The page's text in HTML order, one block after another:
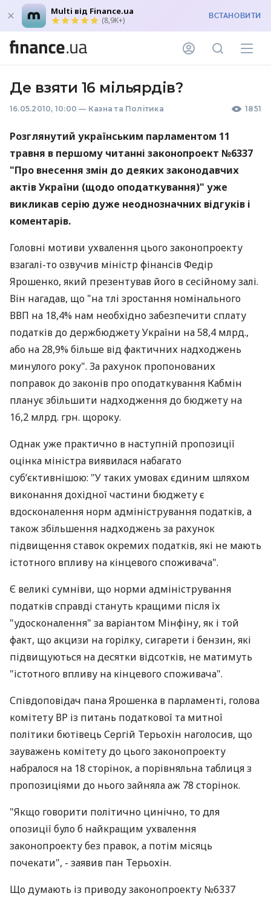
Multi від Finance.ua
(8,9K+) ВСТАНОВИТИ
Де взяти 16 мільярдів?
16.05.2010, 10:00 — Казна та Політика 1851
Розглянутий українським парламентом 11
травня в першому читанні законопроект №6337
"Про внесення змін до деяких законодавчих
актів України (щодо оподаткування)" уже
викликав серію дуже неоднозначних відгуків і
коментарів.
Головні мотиви ухвалення цього законопроекту
взагалі-то озвучив міністр фінансів Федір
Ярошенко, який презентував його в сесійному залі.
Він нагадав, що "на тлі зростання номінального
ВВП на 18,4% нам необхідно забезпечити сплату
податків до держбюджету України на 58,4 млрд.,
або на 28,9% більше від фактичних надходжень
минулого року". За рахунок пропонованих
поправок до законів про оподаткування Кабмін
планує збільшити надходження до бюджету на
16,2 млрд. грн. щороку.
Однак уже практично в наступній пропозиції
оцінка міністра виявилася набагато
суб’єктивнішою: "У таких умовах єдиним шляхом
виконання дохідної частини бюджету є
вдосконалення норм адміністрування податків, а
також збільшення надходжень за рахунок
підвищення ставок окремих податків, які не мають
істотного впливу на кінцевого споживача".
Є великі сумніви, що норми адміністрування
податків справді стануть кращими після їх
"удосконалення" за варіантом Мінфіну, як і той
факт, що акцизи на горілку, сигарети і бензин, які
підвищуються на десятки відсотків, не матимуть
"істотного впливу на кінцевого споживача".
Співдоповідач пана Ярошенка в парламенті, голова
комітету ВР із питань податкової та митної
політики бютівець Сергій Терьохін наголосив, що
зауважень комітету до цього законопроекту
набралося на 18 сторінок, а порівняльна таблиця з
пропозиціями до нього зайняла аж 78 сторінок.
"Якщо говорити політично цинічно, то для
опозиції було б найкращим ухвалення
законопроекту без правок, а потім місяць
почекати", - заявив пан Терьохін.
Що думають із приводу законопроекту №6337